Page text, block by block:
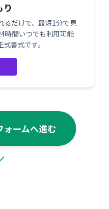
るだけで、最短1分で見
時間いつでも利用可能
書式です。
ォームへ進む